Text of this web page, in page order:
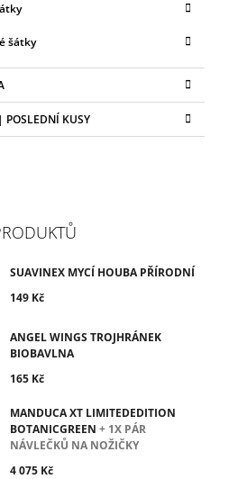
šátky
POSLEDNÍ KUSY
SUAVINEX MYCÍ HOUBA PŘÍRODNÍ
149 Kč
ANGEL WINGS TROJHRÁNEK
BIOBAVLNA
165 Kč
MANDUCA XT LIMITEDEDITION
BOTANICGREEN + 1X PÁR
NÁVLEČKŮ NA NOŽIČKY
4 075 Kč